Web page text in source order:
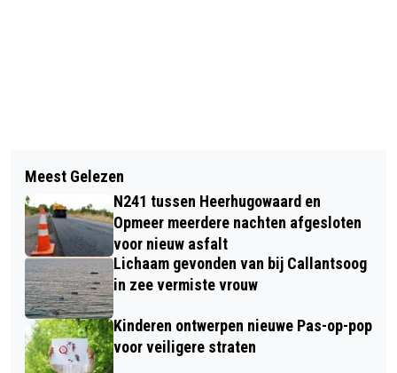
ALKMAARDER (31) AANGEHOUDEN NA
INSLAAN VAN MEERDERE RAMEN
BRAND IN LEEGSTAAND VOORMALIG
CHINEES RESTAURANT AZIË SNEL
ONDER CONTROLE
Meest Gelezen
N241 tussen Heerhugowaard en
Opmeer meerdere nachten afgesloten
voor nieuw asfalt
Lichaam gevonden van bij Callantsoog
in zee vermiste vrouw
Kinderen ontwerpen nieuwe Pas-op-pop
voor veiligere straten